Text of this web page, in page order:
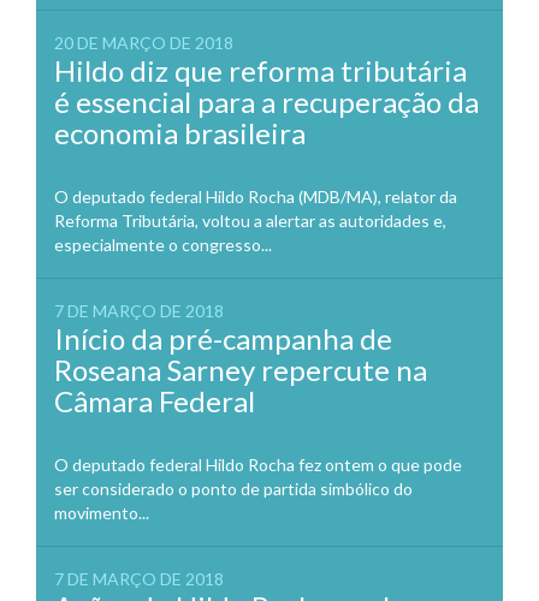
20 DE MARÇO DE 2018
Hildo diz que reforma tributária
é essencial para a recuperação da
economia brasileira
O deputado federal Hildo Rocha (MDB/MA), relator da
Reforma Tributária, voltou a alertar as autoridades e,
especialmente o congresso...
7 DE MARÇO DE 2018
Início da pré-campanha de
Roseana Sarney repercute na
Câmara Federal
O deputado federal Hildo Rocha fez ontem o que pode
ser considerado o ponto de partida simbólico do
movimento...
7 DE MARÇO DE 2018